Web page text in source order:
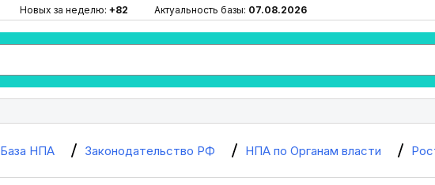
Новых за неделю: +82 Актуальность базы: 07.08.2026
База НПА Законодательство РФ НПА по Органам власти